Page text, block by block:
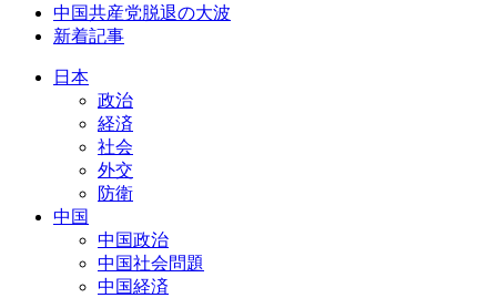
中国共産党脱退の大波
新着記事
日本
政治
経済
社会
外交
防衛
中国
中国政治
中国社会問題
中国経済